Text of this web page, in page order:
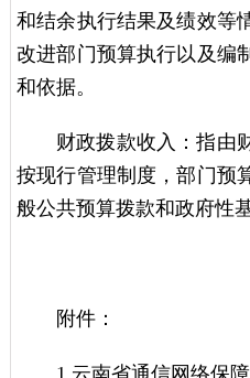
和结余执行结果及绩效等
改进部门预算执行以及编
和依据。
财政拨款收入：指由
按现行管理制度，部门预
般公共预算拨款和政府性
附件：
1.云南省通信网络保